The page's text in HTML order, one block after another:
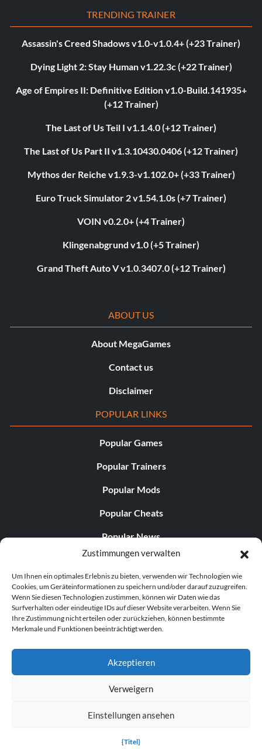
Zustimmungen verwalten
Um Ihnen ein optimales Erlebnis zu bieten, verwenden wir Technologien wie
Cookies, um Geräteinformationen zu speichern und/oder darauf zuzugreifen.
Wenn Sie diesen Technologien zustimmen, können wir Daten wie das
Surfverhalten oder eindeutige IDs auf dieser Website verarbeiten. Wenn Sie
Ihre Zustimmung nicht erteilen oder zurückziehen, können bestimmte
Merkmale und Funktionen beeinträchtigt werden.
Akzeptieren
Verweigern
Einstellungen ansehen
{Titel}
TRENDING TRAINER
Assassin's Creed Shadows v1.0-v1.0.4+ (+23 Trainer)
Dying Light 2: Stay Human v1.22.3c (+22 Trainer)
Age of Empires II: Definitive Edition v1.0-Build.141935+
(+12 Trainer)
The Last of Us Teil I v1.1.4.0 (+12 Trainer)
The Last of Us Part II v1.3.10430.0406 (+12 Trainer)
Mythos der Reiche v1.9.3-v1.102.0+ (+33 Trainer)
Euro Truck Simulator 2 v1.54.1.0s (+7 Trainer)
VOIN v0.2.0+ (+4 Trainer)
Klingenabgrund v1.0 (+5 Trainer)
Grand Theft Auto V v1.0.3407.0 (+12 Trainer)
ABOUT US
About MegaGames
Contact us
Disclaimer
POPULAR LINKS
Popular Games
Popular Trainers
Popular Mods
Popular Cheats
Popular News
Popular Editorials
Popular Free Games
LATEST UPDATES
© 1998–2026 MegaGames.com All rights reserved
Settings